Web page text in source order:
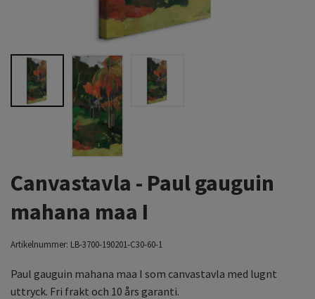
Canvastavla - Paul gauguin
mahana maa I
Artikelnummer: LB-3700-190201-C30-60-1
Paul gauguin mahana maa I som canvastavla med lugnt
uttryck. Fri frakt och 10 års garanti.